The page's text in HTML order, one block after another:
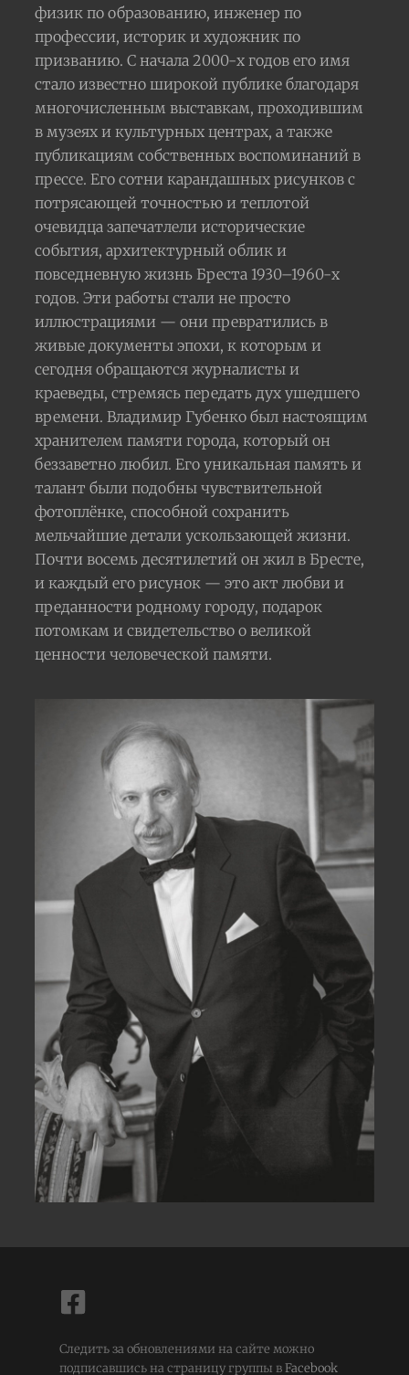
физик по образованию, инженер по
профессии, историк и художник по
призванию. С начала 2000-х годов его имя
стало известно широкой публике благодаря
многочисленным выставкам, проходившим
в музеях и культурных центрах, а также
публикациям собственных воспоминаний в
прессе. Его сотни карандашных рисунков с
потрясающей точностью и теплотой
очевидца запечатлели исторические
события, архитектурный облик и
повседневную жизнь Бреста 1930–1960-х
годов. Эти работы стали не просто
иллюстрациями — они превратились в
живые документы эпохи, к которым и
сегодня обращаются журналисты и
краеведы, стремясь передать дух ушедшего
времени. Владимир Губенко был настоящим
хранителем памяти города, который он
беззаветно любил. Его уникальная память и
талант были подобны чувствительной
фотоплёнке, способной сохранить
мельчайшие детали ускользающей жизни.
Почти восемь десятилетий он жил в Бресте,
и каждый его рисунок — это акт любви и
преданности родному городу, подарок
потомкам и свидетельство о великой
ценности человеческой памяти.
Следить за обновлениями на сайте можно
подписавшись на страницу группы вFacebook